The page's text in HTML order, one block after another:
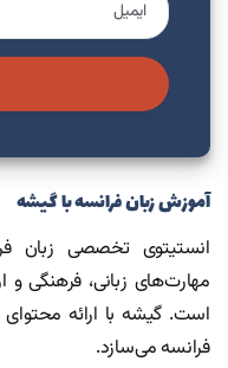
آموزش زبان فرانسه با گیشه
انستیتوی تخصصی زبان
مهارت‌های زبانی، فرهنگی و
است. گیشه با ارائه محتوای
فرانسه می‌سازد.